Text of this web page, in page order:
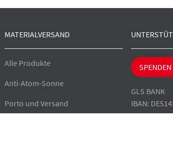
MATERIALVERSAND
Alle Produkte
Anti-Atom-Sonne
Porto und Versand
SPENDEN
GLS BANK
IBAN:
BIC: